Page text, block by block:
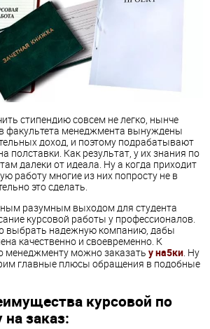
стипендию совсем не легко, нынче
факультета менеджмента вынуждены
доход, и поэтому подрабатывают
полставки. Как результат, у их знания по
далеки от идеала. Ну а когда приходит
работу многие из них попросту не в
это сделать.
разумным выходом для студента
курсовой работы у профессионалов.
выбрать надежную компанию, дабы
качественно и своевременно. К
менеджменту можно заказать у на5ки. Ну
главные плюсы обращения в подобные
курсовой по
заказ: